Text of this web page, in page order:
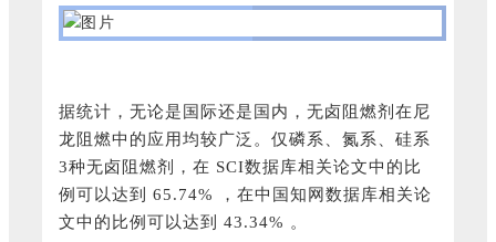
据统计，无论是国际还是国内，无卤阻燃剂在尼
龙阻燃中的应用均较广泛。仅磷系、氮系、硅系
3种无卤阻燃剂，在 SCI数据库相关论文中的比
例可以达到 65.74% ，在中国知网数据库相关论
文中的比例可以达到 43.34% 。